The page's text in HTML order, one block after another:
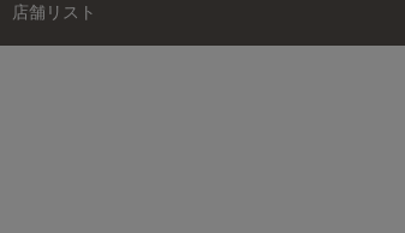
店舗リスト